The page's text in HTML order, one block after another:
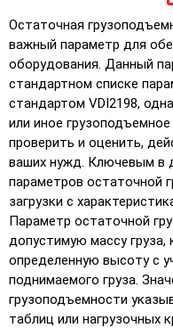
Остаточная
важный параметр для
оборудования. Данный
стандартном списке
стандартом VDI2198,
или иное
проверить и оценить,
ваших нужд. Ключевым в
параметров остаточной
загрузки с
Параметр остаточной
допустимую массу
определенную высоту с
поднимаемого груза.
грузоподъемности
таблиц или нагрузочных